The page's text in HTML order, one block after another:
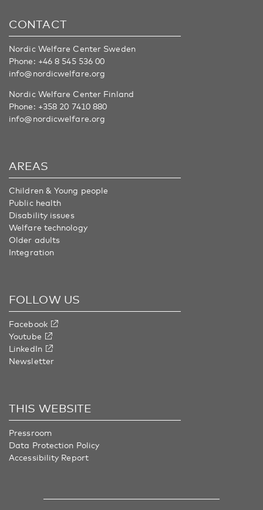
CONTACT
Nordic Welfare Center Sweden
Phone: +46 8 545 536 00
info@nordicwelfare.org
Nordic Welfare Center Finland
Phone: +358 20 7410 880
info@nordicwelfare.org
AREAS
Children & Young people
Public health
Disability issues
Welfare technology
Older adults
Integration
FOLLOW US
Facebook
Youtube
LinkedIn
Newsletter
THIS WEBSITE
Pressroom
Data Protection Policy
Accessibility Report